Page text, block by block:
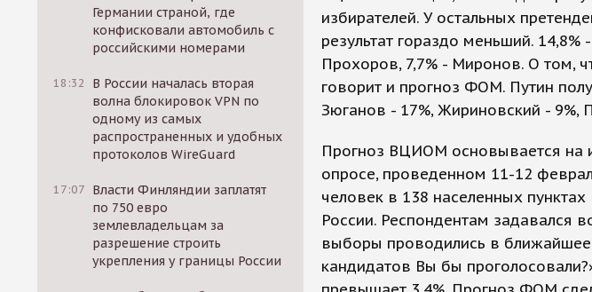
Германии страной, где
конфисковали автомобиль с
российскими номерами
18:32
В России началась вторая
волна блокировок VPN по
одному из самых
распространенных и удобных
протоколов WireGuard
17:07 Власти Финляндии заплатят
по 750 евро
землевладельцам за
разрешение строить
укрепления у границы России
избирателей. У остальных
результат гораздо меньший.
Прохоров, 7,7% - Миронов. О том,
говорит и прогноз ФОМ. Путин
Зюганов - 17%, Жириновский - 9%,
Прогноз ВЦИОМ основывается на
опросе, проведенном 11-12
человек в 138 населенных
России. Респондентам задавался
выборы проводились в ближайшее
кандидатов Вы бы